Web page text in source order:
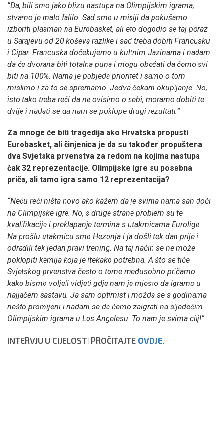
“Da, bili smo jako blizu nastupa na Olimpijskim igrama,
stvarno je malo falilo. Sad smo u misiji da pokušamo
izboriti plasman na Eurobasket, ali eto dogodio se taj poraz
u Sarajevu od 20 koševa razlike i sad treba dobiti Francusku
i Cipar. Francuska dočekujemo u kultnim Jazinama i nadam
da će dvorana biti totalna puna i mogu obećati da ćemo svi
biti na 100%. Nama je pobjeda prioritet i samo o tom
mislimo i za to se spremamo. Jedva čekam okupljanje. No,
isto tako treba reći da ne ovisimo o sebi, moramo dobiti te
dvije i nadati se da nam se poklope drugi rezultati.”
Za mnoge će biti tragedija ako Hrvatska propusti
Eurobasket, ali činjenica je da su također propuštena
dva Svjetska prvenstva za redom na kojima nastupa
čak 32 reprezentacije. Olimpijske igre su posebna
priča, ali tamo igra samo 12 reprezentacija?
“Neću reći ništa novo ako kažem da je svima nama san doći
na Olimpijske igre. No, s druge strane problem su te
kvalifikacije i preklapanje termina s utakmicama Eurolige.
Na prošlu utakmicu smo Hezonja i ja došli tek dan prije i
odradili tek jedan pravi trening. Na taj način se ne može
poklopiti kemija koja je itekako potrebna. A što se tiče
Svjetskog prvenstva često o tome međusobno pričamo
kako bismo voljeli vidjeti gdje nam je mjesto da igramo u
najjačem sastavu. Ja sam optimist i možda se s godinama
nešto promijeni i nadam se da ćemo zaigrati na sljedećim
Olimpijskim igrama u Los Angelesu. To nam je svima cilj!”
INTERVJU U CIJELOSTI PROČITAJTE OVDJE